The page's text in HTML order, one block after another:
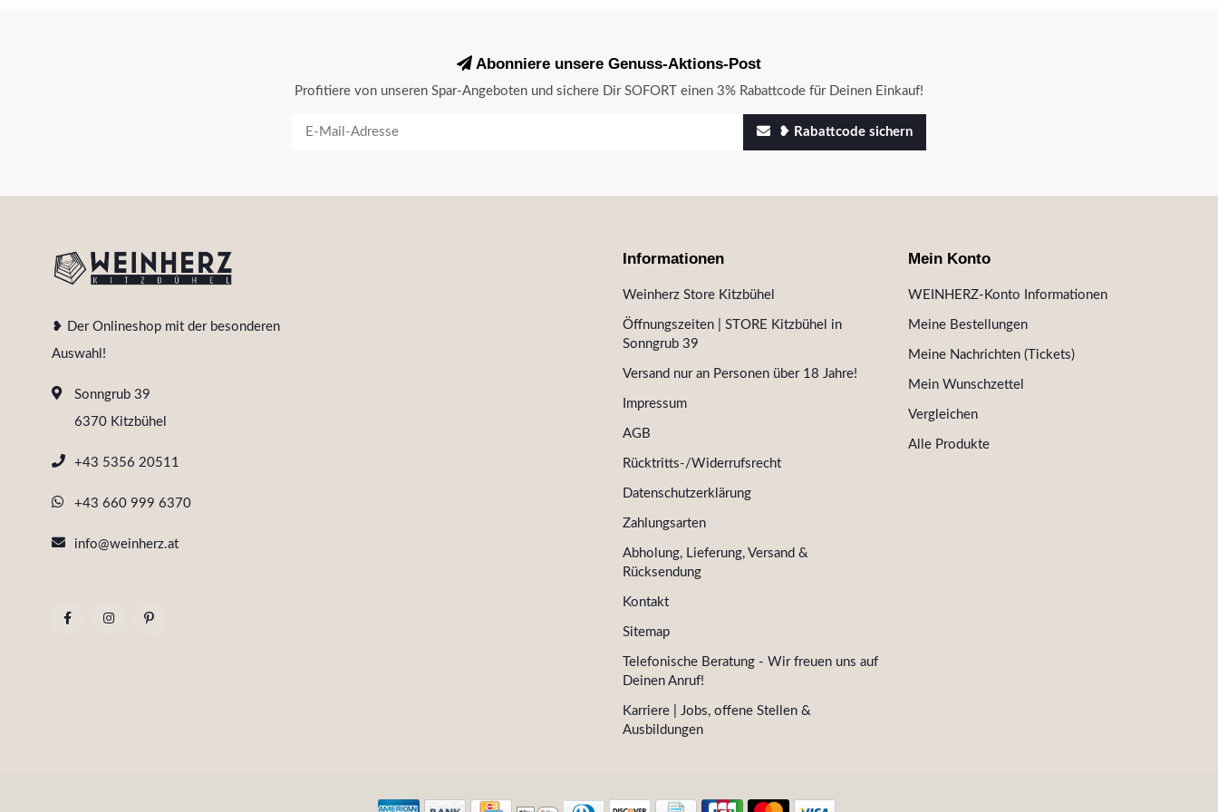
Abonniere unsere Genuss-Aktions-Post
Profitiere von unseren Spar-Angeboten und sichere Dir SOFORT einen 3% Rabattcode für Deinen Einkauf!
❥ Rabattcode sichern
❥ Der Onlineshop mit der besonderen
Auswahl!
Sonngrub 39
6370 Kitzbühel
+43 5356 20511
+43 660 999 6370
info@weinherz.at
Informationen
Weinherz Store Kitzbühel
Öffnungszeiten | STORE Kitzbühel in
Sonngrub 39
Versand nur an Personen über 18 Jahre!
Impressum
AGB
Rücktritts-/Widerrufsrecht
Datenschutzerklärung
Zahlungsarten
Abholung, Lieferung, Versand &
Rücksendung
Kontakt
Sitemap
Telefonische Beratung - Wir freuen uns auf
Deinen Anruf!
Karriere | Jobs, offene Stellen &
Ausbildungen
Mein Konto
WEINHERZ-Konto Informationen
Meine Bestellungen
Meine Nachrichten (Tickets)
Mein Wunschzettel
Vergleichen
Alle Produkte